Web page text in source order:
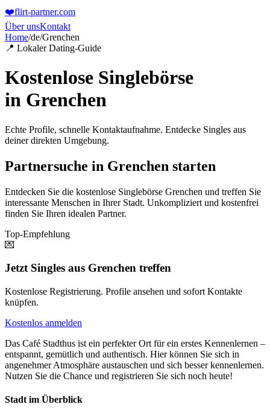
❤️flirt-partner.com
Über unsKontakt
Home/de/Grenchen
📍 Lokaler Dating-Guide
Kostenlose Singlebörse
in Grenchen
Echte Profile, schnelle Kontaktaufnahme. Entdecke Singles aus
deiner direkten Umgebung.
Partnersuche in Grenchen starten
Entdecken Sie die kostenlose Singlebörse Grenchen und treffen Sie
interessante Menschen in Ihrer Stadt. Unkompliziert und kostenfrei
finden Sie Ihren idealen Partner.
Top-Empfehlung
💌
Jetzt Singles aus Grenchen treffen
Kostenlose Registrierung. Profile ansehen und sofort Kontakte
knüpfen.
Kostenlos anmelden
Das Café Stadthus ist ein perfekter Ort für ein erstes Kennenlernen –
entspannt, gemütlich und authentisch. Hier können Sie sich in
angenehmer Atmosphäre austauschen und sich besser kennenlernen.
Nutzen Sie die Chance und registrieren Sie sich noch heute!
Stadt im Überblick